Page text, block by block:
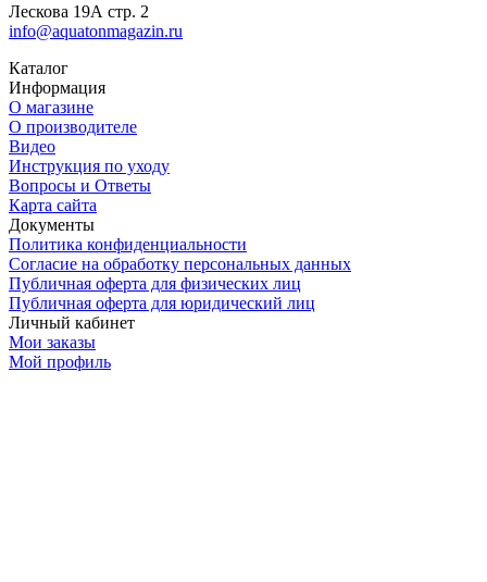
Лескова 19А стр. 2
info@aquatonmagazin.ru
Каталог
Информация
О магазине
О производителе
Видео
Инструкция по уходу
Вопросы и Ответы
Карта сайта
Документы
Политика конфиденциальности
Согласие на обработку персональных данных
Публичная оферта для физических лиц
Публичная оферта для юридический лиц
Личный кабинет
Мои заказы
Мой профиль